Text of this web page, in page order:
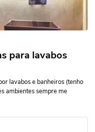
para lavabos
lavabos e banheiros (tenho
ambientes sempre me